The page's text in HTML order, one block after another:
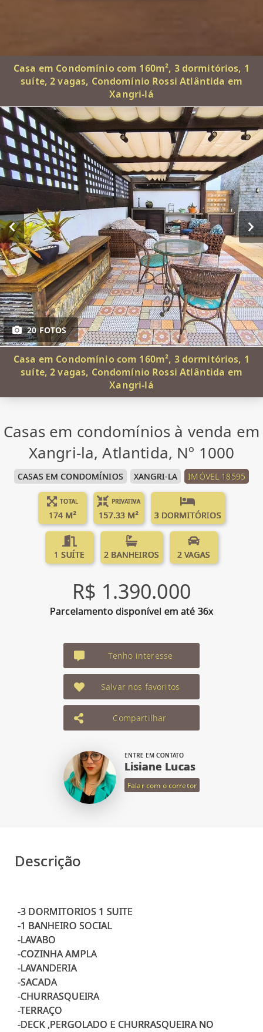
Casa em Condomínio com 160m², 3 dormitórios, 1
suíte, 2 vagas, Condomínio Rossi Atlântida em
Xangri-lá
20 FOTOS
Casa em Condomínio com 160m², 3 dormitórios, 1
suíte, 2 vagas, Condomínio Rossi Atlântida em
Xangri-lá
Casas em condomínios à venda em
Xangri-la, Atlantida, Nº 1000
CASAS EM CONDOMÍNIOS XANGRI-LA IMÓVEL 18595
TOTAL
174 M²
PRIVATIVA
157.33 M² 3 DORMITÓRIOS
1 SUÍTE 2 BANHEIROS 2 VAGAS
R$ 1.390.000
Parcelamento disponível em até 36x
Tenho interesse
Salvar nos favoritos
Compartilhar
ENTRE EM CONTATO
Lisiane Lucas
Falar com o corretor
Descrição
-3 DORMITORIOS 1 SUITE
-1 BANHEIRO SOCIAL
-LAVABO
-COZINHA AMPLA
-LAVANDERIA
-SACADA
-CHURRASQUEIRA
-TERRAÇO
-DECK ,PERGOLADO E CHURRASQUEIRA NO